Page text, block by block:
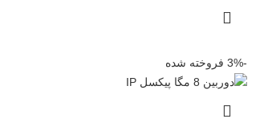
-3% فروخته شده